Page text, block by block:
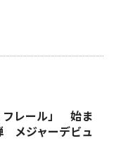
フレール」 始ま
メジャーデビュ